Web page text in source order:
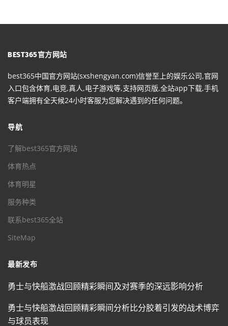
BEST365官方网站
best365中国官方网站(sxshengyan.com)信誉至上的娱乐公司,官网
入口包含体育,电竞,真人,电子游戏等,支持网页版,全站app下载,手机
客户端拥有全天候24小时客服为您解决遇到的任何问题。
导航
了解best365官方网站
体育热点
体育明星
服务种类
联系best365全站
SiteMap
最新发布
勇士与快船激战回顾精彩瞬间及对赛季的深远影响分析
勇士与快船激战回顾精彩瞬间分析比分胶着引发的战术博弈
与球员表现